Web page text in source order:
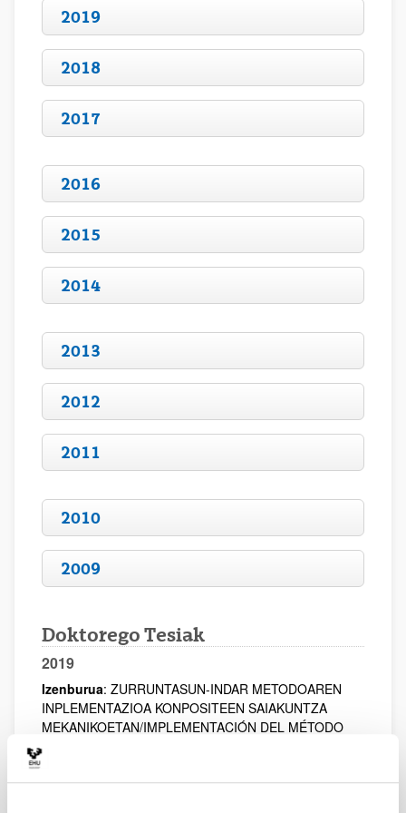
2019
2018
2017
2016
2015
2014
2013
2012
2011
2010
2009
Doktorego Tesiak
2019
Izenburua: ZURRUNTASUN-INDAR METODOAREN
INPLEMENTAZIOA KONPOSITEEN SAIAKUNTZA
MEKANIKOETAN/IMPLEMENTACIÓN DEL MÉTODO
RIGIDEZ-FUERZA EN ENSAYOS MECÁNICOS DE
Egilea: NAGORE INSAUSTI IRASTORZA